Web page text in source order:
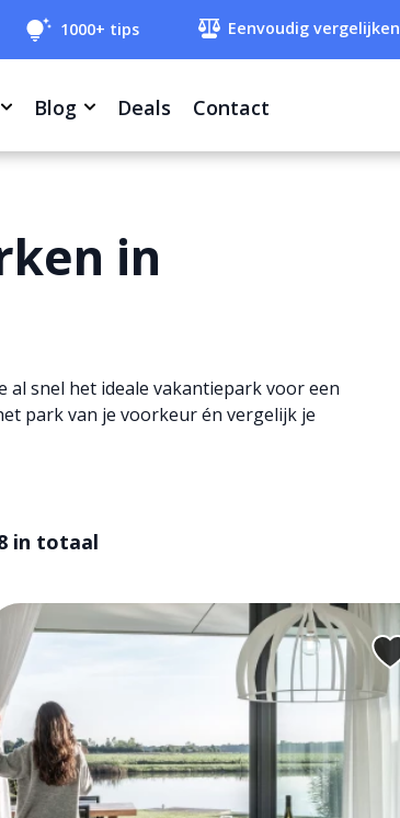
1000+ tips Eenvoudig vergelijken
Blog Deals Contact
in
al snel het ideale vakantiepark voor een
park van je voorkeur én vergelijk je
Filteren
in totaal